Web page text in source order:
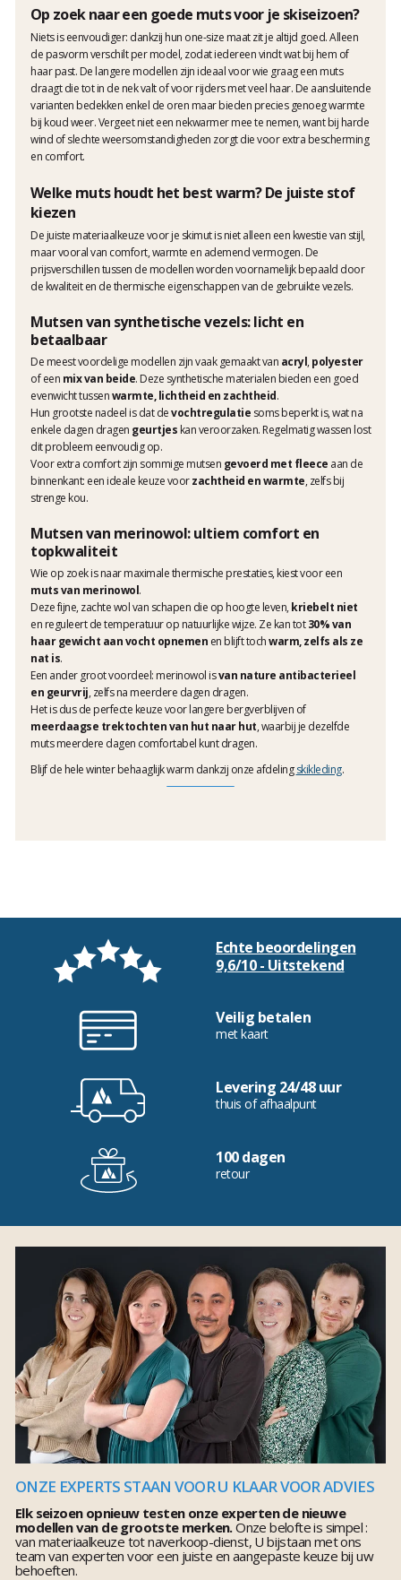
Op zoek naar een goede muts voor je skiseizoen?
Niets is eenvoudiger: dankzij hun one-size maat zit je altijd goed. Alleen
de pasvorm verschilt per model, zodat iedereen vindt wat bij hem of
haar past. De langere modellen zijn ideaal voor wie graag een muts
draagt die tot in de nek valt of voor rijders met veel haar. De aansluitende
varianten bedekken enkel de oren maar bieden precies genoeg warmte
bij koud weer. Vergeet niet een nekwarmer mee te nemen, want bij harde
wind of slechte weersomstandigheden zorgt die voor extra bescherming
en comfort.
Welke muts houdt het best warm? De juiste stof
kiezen
De juiste materiaalkeuze voor je skimut is niet alleen een kwestie van stijl,
maar vooral van comfort, warmte en ademend vermogen. De
prijsverschillen tussen de modellen worden voornamelijk bepaald door
de kwaliteit en de thermische eigenschappen van de gebruikte vezels.
Mutsen van synthetische vezels: licht en
betaalbaar
De meest voordelige modellen zijn vaak gemaakt van acryl, polyester
of een mix van beide. Deze synthetische materialen bieden een goed
evenwicht tussenwarmte, lichtheid en zachtheid.
Hun grootste nadeel is dat devochtregulatie soms beperkt is, wat na
enkele dagen dragen geurtjes kan veroorzaken. Regelmatig wassen lost
dit probleem eenvoudig op.
Voor extra comfort zijn sommige mutsen gevoerd met fleece aan de
binnenkant: een ideale keuze voorzachtheid en warmte, zelfs bij
strenge kou.
Mutsen van merinowol: ultiem comfort en
topkwaliteit
Wie op zoek is naar maximale thermische prestaties, kiest voor een
muts van merinowol.
Deze fijne, zachte wol van schapen die op hoogte leven, kriebelt niet
en reguleert de temperatuur op natuurlijke wijze. Ze kan tot30% van
haar gewicht aan vocht opnemen en blijft tochwarm, zelfs als ze
nat is.
Een ander groot voordeel: merinowol isvan nature antibacterieel
en geurvrij, zelfs na meerdere dagen dragen.
Het is dus de perfecte keuze voor langere bergverblijven of
meerdaagse trektochten van hut naar hut, waarbij je dezelfde
muts meerdere dagen comfortabel kunt dragen.
Blijf de hele winter behaaglijk warm dankzij onze afdelingskikleding.
Echte beoordelingen
9,6/10 - Uitstekend
Veilig betalen
met kaart
Levering 24/48 uur
thuis of afhaalpunt
100 dagen
retour
ONZE EXPERTS STAAN VOOR U KLAAR VOOR ADVIES
Elk seizoen opnieuw testen onze experten de nieuwe
modellen van de grootste merken.Onze belofte is simpel :
van materiaalkeuze tot naverkoop-dienst, U bijstaan met ons
team van experten voor een juiste en aangepaste keuze bij uw
behoeften.